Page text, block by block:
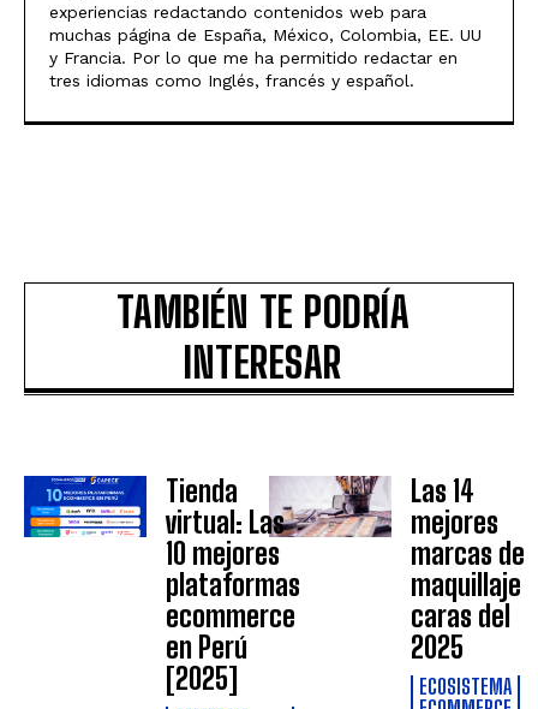
experiencias redactando contenidos web para
muchas página de España, México, Colombia, EE. UU
y Francia. Por lo que me ha permitido redactar en
tres idiomas como Inglés, francés y español.
TAMBIÉN TE PODRÍA
INTERESAR
Tienda
virtual: Las
10 mejores
plataformas
ecommerce
en Perú
[2025]
Las 14
mejores
marcas de
maquillaje
caras del
2025
ECOSISTEMA